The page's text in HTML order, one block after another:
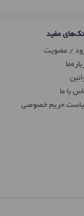
مفید
/ عضویت
‌با ما
حریم خصوصی